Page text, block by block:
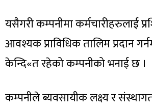
यसैगरी कम्पनीमा कर्मचारीहरुलाई
आवश्यक प्राविधिक तालिम प्रदान
केन्दि«त रहेको कम्पनीको भनाई छ ।
कम्पनीले ब्यवसायीक लक्ष्य र